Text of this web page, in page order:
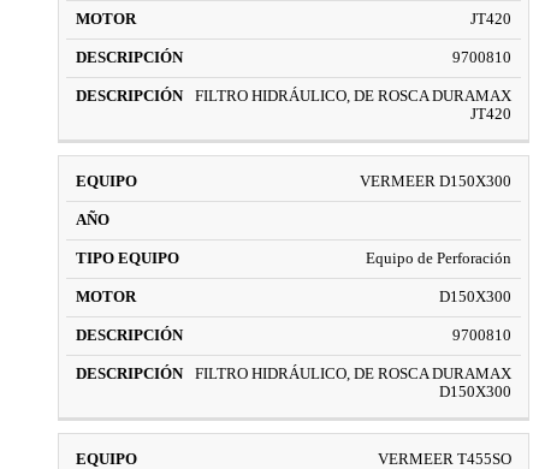
JT420
9700810
FILTRO HIDRÁULICO, DE ROSCA DURAMAX
JT420
VERMEER D150X300
Equipo de Perforación
D150X300
9700810
FILTRO HIDRÁULICO, DE ROSCA DURAMAX
D150X300
VERMEER T455SO